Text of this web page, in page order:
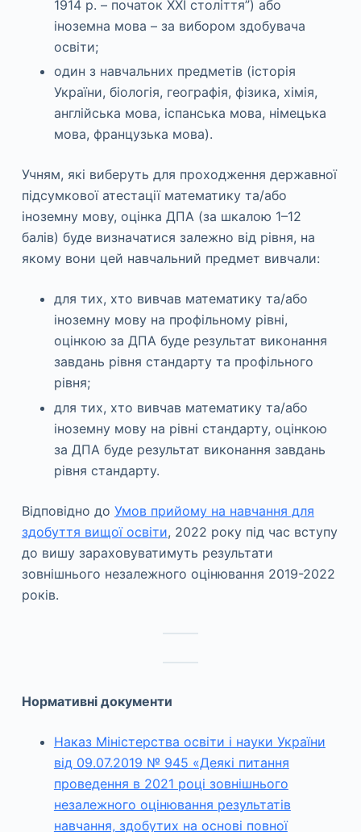
1914 р. – початок XXI століття”) або
іноземна мова – за вибором здобувача
освіти;
один з навчальних предметів (історія
України, біологія, географія, фізика, хімія,
англійська мова, іспанська мова, німецька
мова, французька мова).
Учням, які виберуть для проходження державної
підсумкової атестації математику та/або
іноземну мову, оцінка ДПА (за шкалою 1–12
балів) буде визначатися залежно від рівня, на
якому вони цей навчальний предмет вивчали:
для тих, хто вивчав математику та/або
іноземну мову на профільному рівні,
оцінкою за ДПА буде результат виконання
завдань рівня стандарту та профільного
рівня;
для тих, хто вивчав математику та/або
іноземну мову на рівні стандарту, оцінкою
за ДПА буде результат виконання завдань
рівня стандарту.
Відповідно до Умов прийому на навчання для
здобуття вищої освіти, 2022 року під час вступу
до вишу зараховуватимуть результати
зовнішнього незалежного оцінювання 2019-2022
років.
Нормативні документи
Наказ Міністерства освіти і науки України
від 09.07.2019 № 945 «Деякі питання
проведення в 2021 році зовнішнього
незалежного оцінювання результатів
навчання, здобутих на основі повної